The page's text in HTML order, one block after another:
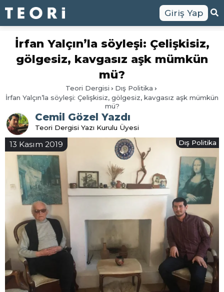
Giriş Yap
İrfan Yalçın’la söyleşi: Çelişkisiz,
gölgesiz, kavgasız aşk mümkün
mü?
Teori Dergisi
Dış Politika
İrfan Yalçın’la söyleşi: Çelişkisiz, gölgesiz, kavgasız aşk mümkün
mü?
Cemil Gözel Yazdı
Teori Dergisi Yazı Kurulu Üyesi
13 Kasım 2019 Dış Politika